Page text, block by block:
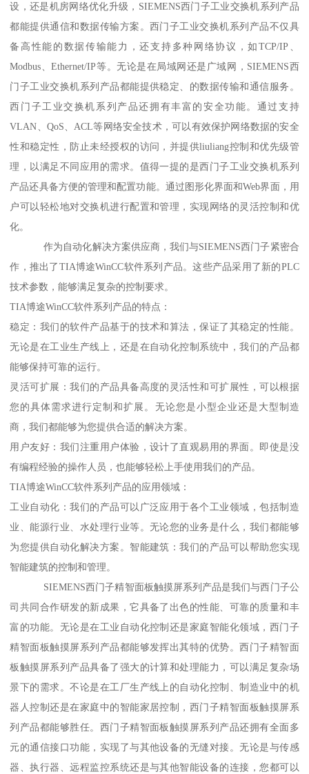
设，还是机房网络优化升级，SIEMENS西门子工业交换机系列产品
都能提供通信和数据传输方案。西门子工业交换机系列产品不仅具
备高性能的数据传输能力，还支持多种网络协议，如TCP/IP、
Modbus、Ethernet/IP等。无论是在局域网还是广域网，SIEMENS西
门子工业交换机系列产品都能提供稳定、的数据传输和通信服务。
西门子工业交换机系列产品还拥有丰富的安全功能。通过支持
VLAN、QoS、ACL等网络安全技术，可以有效保护网络数据的安全
性和稳定性，防止未经授权的访问，并提供liuliang控制和优先级管
理，以满足不同应用的需求。值得一提的是西门子工业交换机系列
产品还具备方便的管理和配置功能。通过图形化界面和Web界面，用
户可以轻松地对交换机进行配置和管理，实现网络的灵活控制和优
化。
作为自动化解决方案供应商，我们与SIEMENS西门子紧密合
作，推出了TIA博途WinCC软件系列产品。这些产品采用了新的PLC
技术参数，能够满足复杂的控制要求。
TIA博途WinCC软件系列产品的特点：
稳定：我们的软件产品基于的技术和算法，保证了其稳定的性能。
无论是在工业生产线上，还是在自动化控制系统中，我们的产品都
能够保持可靠的运行。
灵活可扩展：我们的产品具备高度的灵活性和可扩展性，可以根据
您的具体需求进行定制和扩展。无论您是小型企业还是大型制造
商，我们都能够为您提供合适的解决方案。
用户友好：我们注重用户体验，设计了直观易用的界面。即使是没
有编程经验的操作人员，也能够轻松上手使用我们的产品。
TIA博途WinCC软件系列产品的应用领域：
工业自动化：我们的产品可以广泛应用于各个工业领域，包括制造
业、能源行业、水处理行业等。无论您的业务是什么，我们都能够
为您提供自动化解决方案。智能建筑：我们的产品可以帮助您实现
智能建筑的控制和管理。
SIEMENS西门子精智面板触摸屏系列产品是我们与西门子公
司共同合作研发的新成果，它具备了出色的性能、可靠的质量和丰
富的功能。无论是在工业自动化控制还是家庭智能化领域，西门子
精智面板触摸屏系列产品都能够发挥出其特的优势。西门子精智面
板触摸屏系列产品具备了强大的计算和处理能力，可以满足复杂场
景下的需求。不论是在工厂生产线上的自动化控制、制造业中的机
器人控制还是在家庭中的智能家居控制，西门子精智面板触摸屏系
列产品都能够胜任。西门子精智面板触摸屏系列产品还拥有全面多
元的通信接口功能，实现了与其他设备的无缝对接。无论是与传感
器、执行器、远程监控系统还是与其他智能设备的连接，您都可以